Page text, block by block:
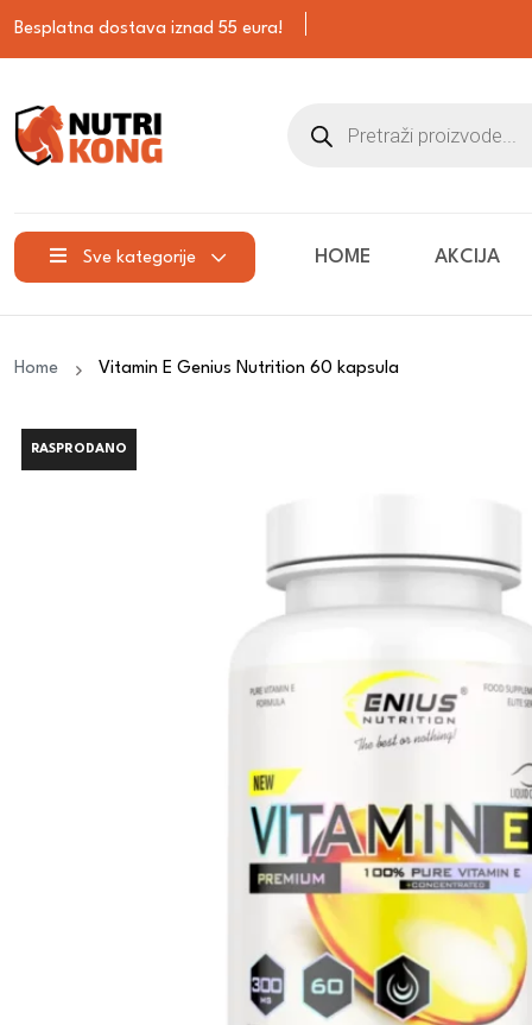
Besplatna dostava iznad 55 eura!
Sve kategorije HOME AKCIJA
Home Vitamin E Genius Nutrition 60 kapsula
RASPRODANO